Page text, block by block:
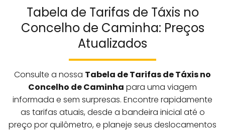
Tabela de Tarifas de Táxis no
Concelho de Caminha: Preços
Atualizados
Consulte a nossa Tabela de Tarifas de Táxis no
Concelho de Caminha para uma viagem
informada e sem surpresas. Encontre rapidamente
as tarifas atuais, desde a bandeira inicial até o
preço por quilômetro, e planeje seus deslocamentos